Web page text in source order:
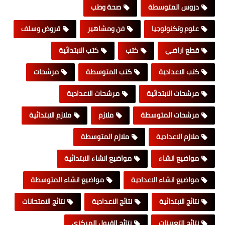
دروس المتوسطة
صحة وطب
علوم وتكنولوجيا
فن ومشاهير
قروض وسلف
قطع اراضي
كتب
كتب الابتدائية
كتب الاعدادية
كتب المتوسطة
مرشحات
مرشحات الابتدائية
مرشحات الاعدادية
مرشحات المتوسطة
ملازم
ملازم الابتدائية
ملازم الاعدادية
ملازم المتوسطة
مواضيع انشاء
مواضيع انشاء الابتدائية
مواضيع انشاء الاعدادية
مواضيع انشاء المتوسطة
نتائج الابتدائية
نتائج الاعدادية
نتائج الامتحانات